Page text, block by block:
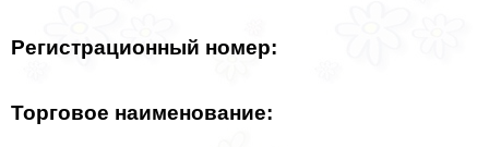
Регистрационный номер:
Торговое наименование: